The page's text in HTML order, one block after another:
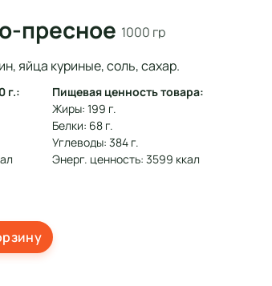
пресное 1000 гр
яйца куриные, соль, сахар.
г.:
Пищевая ценность товара:
Жиры: 199 г.
Белки: 68 г.
Углеводы: 384 г.
Энерг. ценность: 3599 ккал